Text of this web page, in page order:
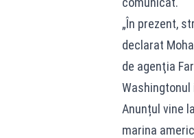
„În prezent,
declarat
de agenţia
Anunțul vine
marina